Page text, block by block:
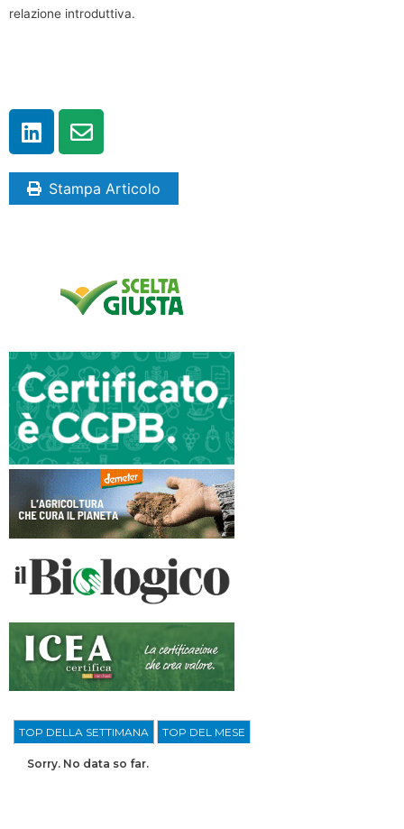
relazione introduttiva.
Stampa Articolo
TOP DELLA SETTIMANA TOP DEL MESE
Sorry. No data so far.